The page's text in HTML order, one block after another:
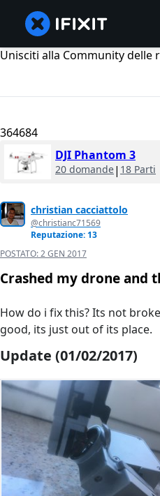
Unisciti alla Community delle
364684
DJI Phantom 3
20 domande| 18 Parti
christian cacciattolo
@christianc71569
Reputazione: 13
POSTATO:2 GEN 2017
Crashed my drone and
How do i fix this? Its not
good, its just out of its place.
Update (01/02/2017)